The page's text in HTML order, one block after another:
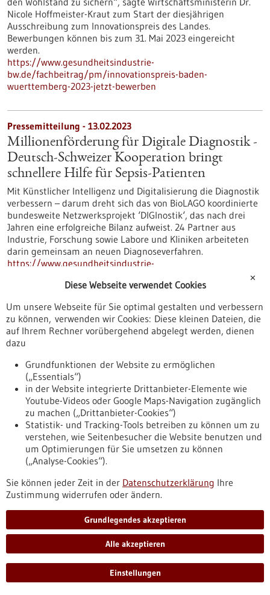
Nicole Hoffmeister-Kraut zum Start der diesjährigen
Ausschreibung zum Innovationspreis des Landes.
Bewerbungen können bis zum 31. Mai 2023 eingereicht
werden.
https://www.gesundheitsindustrie-
bw.de/fachbeitrag/pm/innovationspreis-baden-
wuerttemberg-2023-jetzt-bewerben
Pressemitteilung - 13.02.2023
Millionenförderung für Digitale Diagnostik -
Deutsch-Schweizer Kooperation bringt
schnellere Hilfe für Sepsis-Patienten
Mit Künstlicher Intelligenz und Digitalisierung die Diagnostik
verbessern – darum dreht sich das von BioLAGO koordinierte
bundesweite Netzwerksprojekt ‘DIGInostik‘, das nach drei
Jahren eine erfolgreiche Bilanz aufweist. 24 Partner aus
Industrie, Forschung sowie Labore und Kliniken arbeiteten
darin gemeinsam an neuen Diagnoseverfahren.
https://www.gesundheitsindustrie-
diagnostik-deutsch-schweizer-kooperation-bringt-schnellere-
Pressemitteilung - 09.02.2023
Forscherteam klärt auf
Bei der Verarbeitung von Lebensmitteln fallen fast immer
Reststoffe an, die eigentlich zu gut für die Tonne sind und
aus denen sich noch etwas anderes machen ließe. Die
Verwertung dieser sogenannten Nebenströme kann
Lebensmittelverschwendung reduzieren und sogar zu einer
gesunden Ernährung beitragen, da sie immer noch
zahlreiche hochwertige Nährstoffe enthalten.
bw.de/fachbeitrag/pm/nachhaltige-proteine-und-
nebenstroeme-forscherteam-klaert-auf
Rezension - 09.02.2023
✕
Diese Webseite verwendet Cookies
Um unsere Webseite für Sie optimal gestalten und verbessern
zu können, verwenden wir Cookies: Diese kleinen Dateien, die
auf Ihrem Rechner vorübergehend abgelegt werden, dienen
dazu
Grundfunktionen der Website zu ermöglichen
(„Essentials“)
in der Website integrierte Drittanbieter-Elemente wie
Youtube-Videos oder Google Maps-Navigation zugänglich
zu machen („Drittanbieter-Cookies“)
Statistik- und Tracking-Tools betreiben zu können um zu
verstehen, wie Seitenbesucher die Website benutzen und
um Optimierungen für Sie umsetzen zu können
(„Analyse-Cookies“).
Sie können jeder Zeit in der Datenschutzerklärung Ihre
Zustimmung widerrufen oder ändern.
Grundlegendes akzeptieren
Alle akzeptieren
Einstellungen